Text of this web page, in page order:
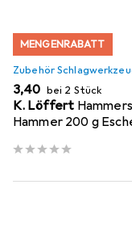
MENGENRABATT
Zubehör
EUR
3,40 bei 2 Stück
K. Löffert
Hammer 200 g